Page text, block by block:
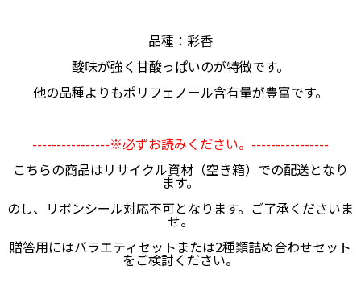
品種：彩香
酸味が強く甘酸っぱいのが特徴です。
他の品種よりもポリフェノール含有量が豊富です。
----------------※必ずお読みください。----------------
こちらの商品はリサイクル資材（空き箱）での配送となり
ます。
のし、リボンシール対応不可となります。ご了承くださいま
せ。
贈答用にはバラエティセットまたは2種類詰め合わせセット
をご検討ください。